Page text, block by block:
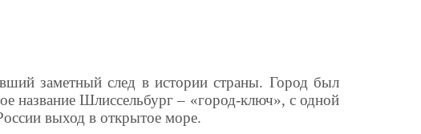
заметный след в истории страны. Город был
название Шлиссельбург – «город-ключ», с одной
выход в открытое море.